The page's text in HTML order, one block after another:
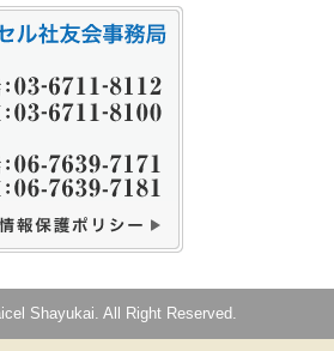
Shayukai. All Right Reserved.